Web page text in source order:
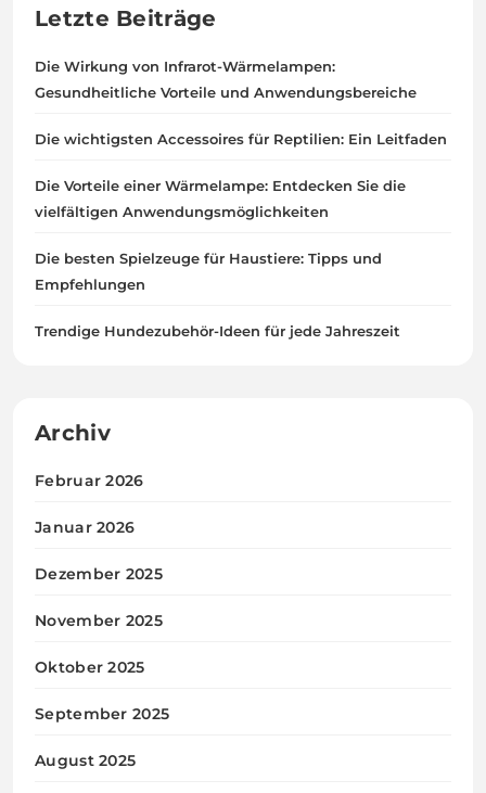
Letzte Beiträge
Die Wirkung von Infrarot-Wärmelampen:
Gesundheitliche Vorteile und Anwendungsbereiche
Die wichtigsten Accessoires für Reptilien: Ein Leitfaden
Die Vorteile einer Wärmelampe: Entdecken Sie die
vielfältigen Anwendungsmöglichkeiten
Die besten Spielzeuge für Haustiere: Tipps und
Empfehlungen
Trendige Hundezubehör-Ideen für jede Jahreszeit
Archiv
Februar 2026
Januar 2026
Dezember 2025
November 2025
Oktober 2025
September 2025
August 2025